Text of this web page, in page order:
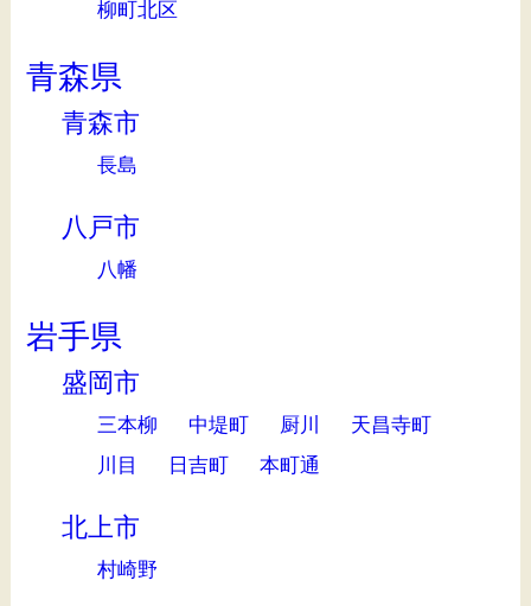
柳町北区
青森県
青森市
長島
八戸市
八幡
岩手県
盛岡市
三本柳 中堤町 厨川
天昌寺町
川目
日吉町 本町通
北上市
村崎野